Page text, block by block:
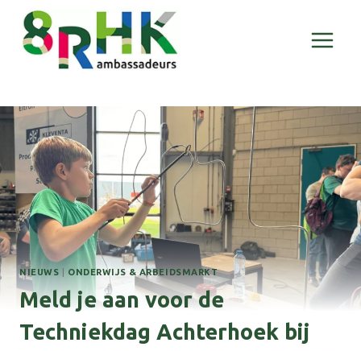
Doorgaan
naar
inhoud
NIEUWS ONDERWIJS & ARBEIDSMARKT
Meld je aan voor de
Techniekdag Achterhoek bij